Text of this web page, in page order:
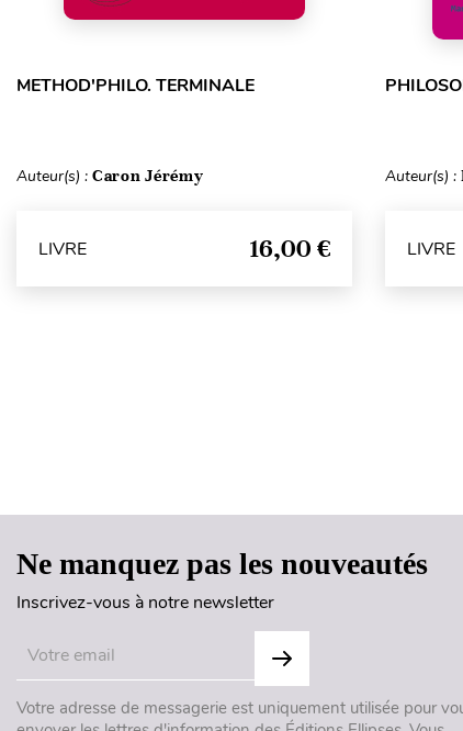
METHOD'PHILO. TERMINALE
Auteur(s) : Caron Jérémy
LIVRE 16,00 €
Auteur(s) :
LIVRE
Ne manquez pas les nouveautés
Inscrivez-vous à notre newsletter
Votre adresse de messagerie est uniquement utilisée pour